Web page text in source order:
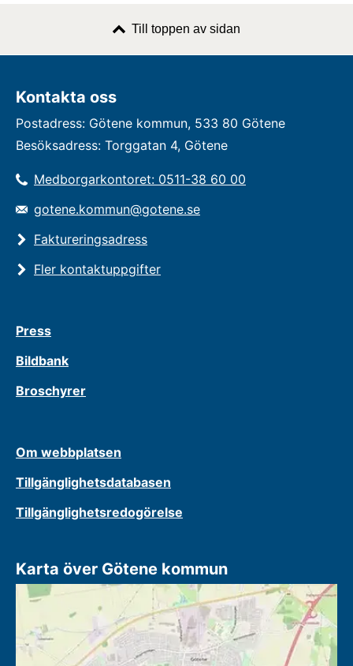
Till toppen av sidan
Kontakta oss
Postadress: Götene kommun, 533 80 Götene
Besöksadress: Torggatan 4, Götene
Medborgarkontoret: 0511-38 60 00
gotene.kommun@gotene.se
Faktureringsadress
Fler kontaktuppgifter
Press
Bildbank
Broschyrer
Om webbplatsen
Tillgänglighetsdatabasen
Tillgänglighetsredogörelse
Karta över Götene kommun